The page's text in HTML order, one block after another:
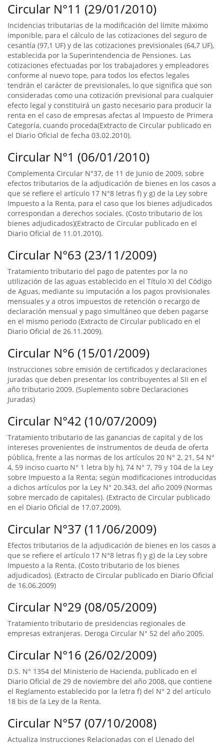
Circular N°11 (29/01/2010)
Incidencias tributarias de la modificación del límite máximo
imponible, para el cálculo de las cotizaciones del seguro de
cesantía (97,1 UF) y de las cotizaciones previsionales (64,7 UF),
establecida por la Superintendencia de Pensiones. Las
cotizaciones efectuadas por los trabajadores y empleadores
conforme al nuevo tope, para todos los efectos legales
tendrán el carácter de previsionales, lo que significa que son
consideradas como una cotización previsional para cualquier
efecto legal y constituirá un gasto necesario para producir la
renta en el caso de empresas afectas al Impuesto de Primera
Categoría, cuando proceda(Extracto de Circular publicado en
el Diario Oficial de fecha 03.02.2010).
Circular N°1 (06/01/2010)
Complementa Circular N°37, de 11 de Junio de 2009, sobre
efectos tributarios de la adjudicación de bienes en los casos a
que se refiere el artículo 17 N°8 letras f) y g) de la Ley sobre
Impuesto a la Renta, para el caso que los bienes adjudicados
correspondan a derechos sociales. (Costo tributario de los
bienes adjudicados)(Extracto de Circular publicado en el
Diario Oficial de 11.01.2010).
Circular N°63 (23/11/2009)
Tratamiento tributario del pago de patentes por la no
utilización de las aguas establecido en el Título XI del Código
de Aguas, mediante su imputación a los pagos provisionales
mensuales y a otros impuestos de retención o recargo de
declaración mensual y pago simultáneo que deben pagarse
en el mismo periodo (Extracto de Circular publicado en el
Diario Oficial de 26.11.2009).
Circular N°6 (15/01/2009)
Instrucciones sobre emisión de certificados y declaraciones
juradas que deben presentar los contribuyentes al SII en el
año tributario 2009. (Suplemento sobre Declaraciones
Juradas)
Circular N°42 (10/07/2009)
Tratamiento tributario de las ganancias de capital y de los
intereses provenientes de instrumentos de deuda de oferta
pública, frente a las normas de los artículos 20 N° 2, 21, 54 N°
4, 59 inciso cuarto N° 1 letra b)y h), 74 N° 7, 79 y 104 de la Ley
sobre Impuesto a la Renta; según modificaciones introducidas
a dichos artículos por la Ley N° 20.343, del año 2009 (Normas
sobre mercado de capitales). (Extracto de Circular publicado
en el Diario Oficial de 17.07.2009).
Circular N°37 (11/06/2009)
Efectos tributarios de la adjudicación de bienes en los casos a
que se refiere el artículo 17 N°8 letras f) y g) de la Ley sobre
Impuesto a la Renta. (Costo tributario de los bienes
adjudicados). (Extracto de Circular publicado en Diario Oficial
de 16.06.2009)
Circular N°29 (08/05/2009)
Tratamiento tributario de presidencias regionales de
empresas extranjeras. Deroga Circular N° 52 del año 2005.
Circular N°16 (26/02/2009)
D.S. N° 1354 del Ministerio de Hacienda, publicado en el
Diario Oficial de 29 de noviembre del año 2008, que contiene
el Reglamento establecido por la letra f) del N° 2 del artículo
18 bis de la Ley de la Renta.
Circular N°57 (07/10/2008)
Actualiza Instrucciones Relacionadas con el Llenado del